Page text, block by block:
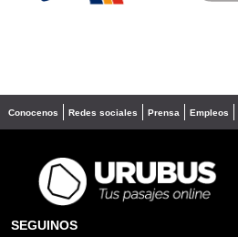
Conocenos Redes sociales Prensa Empleos
SEGUINOS